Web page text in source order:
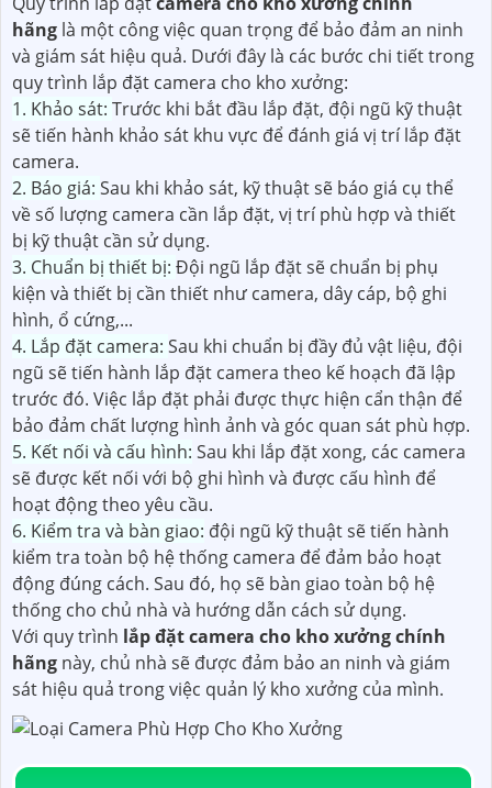
hãng là một công việc quan trọng để bảo đảm an ninh
và giám sát hiệu quả. Dưới đây là các bước chi tiết trong
quy trình lắp đặt camera cho kho xưởng:
1. Khảo sát: Trước khi bắt đầu lắp đặt, đội ngũ kỹ thuật
sẽ tiến hành khảo sát khu vực để đánh giá vị trí lắp đặt
camera.
2. Báo giá: Sau khi khảo sát, kỹ thuật sẽ báo giá cụ thể
về số lượng camera cần lắp đặt, vị trí phù hợp và thiết
bị kỹ thuật cần sử dụng.
3. Chuẩn bị thiết bị: Đội ngũ lắp đặt sẽ chuẩn bị phụ
kiện và thiết bị cần thiết như camera, dây cáp, bộ ghi
hình, ổ cứng,...
4. Lắp đặt camera: Sau khi chuẩn bị đầy đủ vật liệu, đội
ngũ sẽ tiến hành lắp đặt camera theo kế hoạch đã lập
trước đó. Việc lắp đặt phải được thực hiện cẩn thận để
bảo đảm chất lượng hình ảnh và góc quan sát phù hợp.
5. Kết nối và cấu hình: Sau khi lắp đặt xong, các camera
sẽ được kết nối với bộ ghi hình và được cấu hình để
hoạt động theo yêu cầu.
6. Kiểm tra và bàn giao: đội ngũ kỹ thuật sẽ tiến hành
kiểm tra toàn bộ hệ thống camera để đảm bảo hoạt
động đúng cách. Sau đó, họ sẽ bàn giao toàn bộ hệ
thống cho chủ nhà và hướng dẫn cách sử dụng.
Với quy trình lắp đặt camera cho kho xưởng chính
hãng này, chủ nhà sẽ được đảm bảo an ninh và giám
sát hiệu quả trong việc quản lý kho xưởng của mình.